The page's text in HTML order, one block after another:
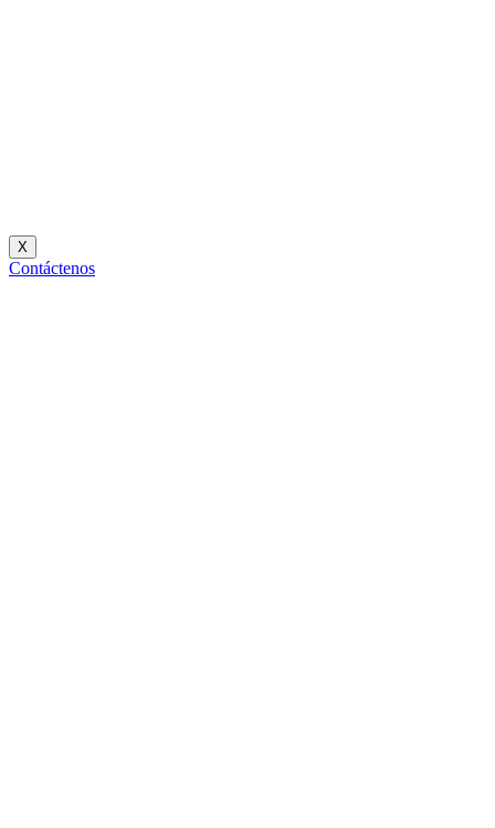
X
Contáctenos